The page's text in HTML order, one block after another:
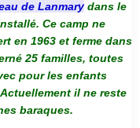
de Lanmarydans le
Ce camp ne
en 1963 et ferme dans
25 familles, toutes
pour les enfants
il ne reste
baraques.